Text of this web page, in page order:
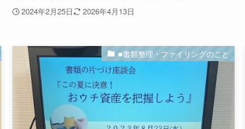
2024年2月25日 2026年4月13日
■書類整理・ファイリングのこと